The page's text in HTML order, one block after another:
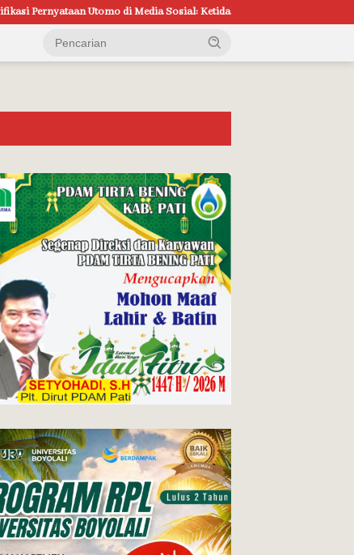
Sosial: Ketidakhadiran Saat Konfrontasi Bukan karena Mangkir